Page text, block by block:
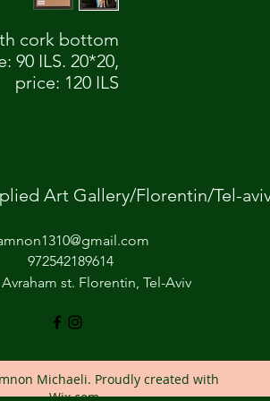
cork bottom.
90 ILS. 20*20,
price: 120 ILS
Art Gallery/Florentin/Tel-
972542189614
st. Florentin, Tel-Aviv
Michaeli. Proudly created with
Wix.com